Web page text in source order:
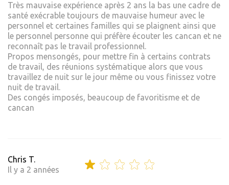
Très mauvaise expérience après 2 ans la bas une cadre de
santé exécrable toujours de mauvaise humeur avec le
personnel et certaines familles qui se plaignent ainsi que
le personnel personne qui préfère écouter les cancan et ne
reconnaît pas le travail professionnel.
Propos mensongés, pour mettre fin à certains contrats
de travail, des réunions systématique alors que vous
travaillez de nuit sur le jour même ou vous finissez votre
nuit de travail.
Des congés imposés, beaucoup de favoritisme et de
cancan
Chris T.
Il y a 2 années